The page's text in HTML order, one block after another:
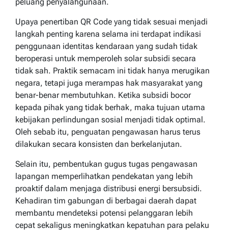
peluang penyalahgunaan.
Upaya penertiban QR Code yang tidak sesuai menjadi
langkah penting karena selama ini terdapat indikasi
penggunaan identitas kendaraan yang sudah tidak
beroperasi untuk memperoleh solar subsidi secara
tidak sah. Praktik semacam ini tidak hanya merugikan
negara, tetapi juga merampas hak masyarakat yang
benar-benar membutuhkan. Ketika subsidi bocor
kepada pihak yang tidak berhak, maka tujuan utama
kebijakan perlindungan sosial menjadi tidak optimal.
Oleh sebab itu, penguatan pengawasan harus terus
dilakukan secara konsisten dan berkelanjutan.
Selain itu, pembentukan gugus tugas pengawasan
lapangan memperlihatkan pendekatan yang lebih
proaktif dalam menjaga distribusi energi bersubsidi.
Kehadiran tim gabungan di berbagai daerah dapat
membantu mendeteksi potensi pelanggaran lebih
cepat sekaligus meningkatkan kepatuhan para pelaku